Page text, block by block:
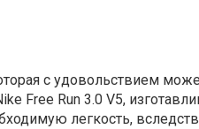
с удовольствием
Free Run 3.0 V5,
легкость,